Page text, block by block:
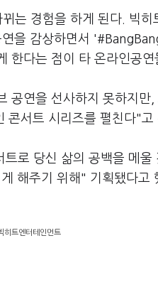
는 경험을 하게 된다. 빅히
을 감상하면서
다는 점이 타 온라인공연
공연을 선사하지 못하지만
콘서트 시리즈를 펼친다"고
로 당신 삶의 공백을 메울
해주기 위해" 기획됐다고
히트엔터테인먼트